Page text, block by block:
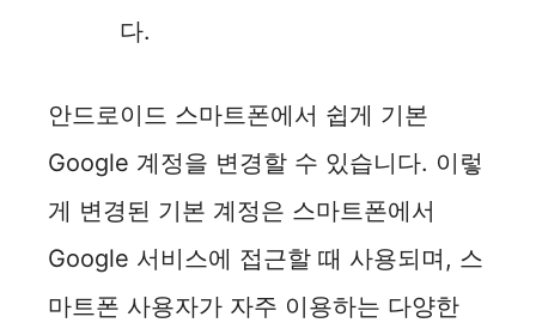
다.
안드로이드 스마트폰에서 쉽게 기본
Google 계정을 변경할 수 있습니다. 이렇
게 변경된 기본 계정은 스마트폰에서
Google 서비스에 접근할 때 사용되며, 스
마트폰 사용자가 자주 이용하는 다양한